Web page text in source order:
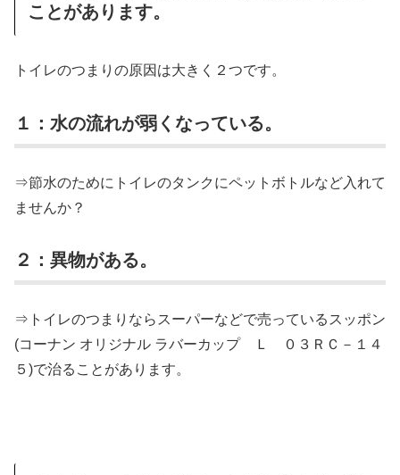
ことがあります。
トイレのつまりの原因は大きく２つです。
１：水の流れが弱くなっている。
⇒節水のためにトイレのタンクにペットボトルなど入れて
ませんか？
２：異物がある。
⇒トイレのつまりならスーパーなどで売っているスッポン
(コーナン オリジナル ラバーカップ Ｌ ０３ＲＣ－１４
５)で治ることがあります。